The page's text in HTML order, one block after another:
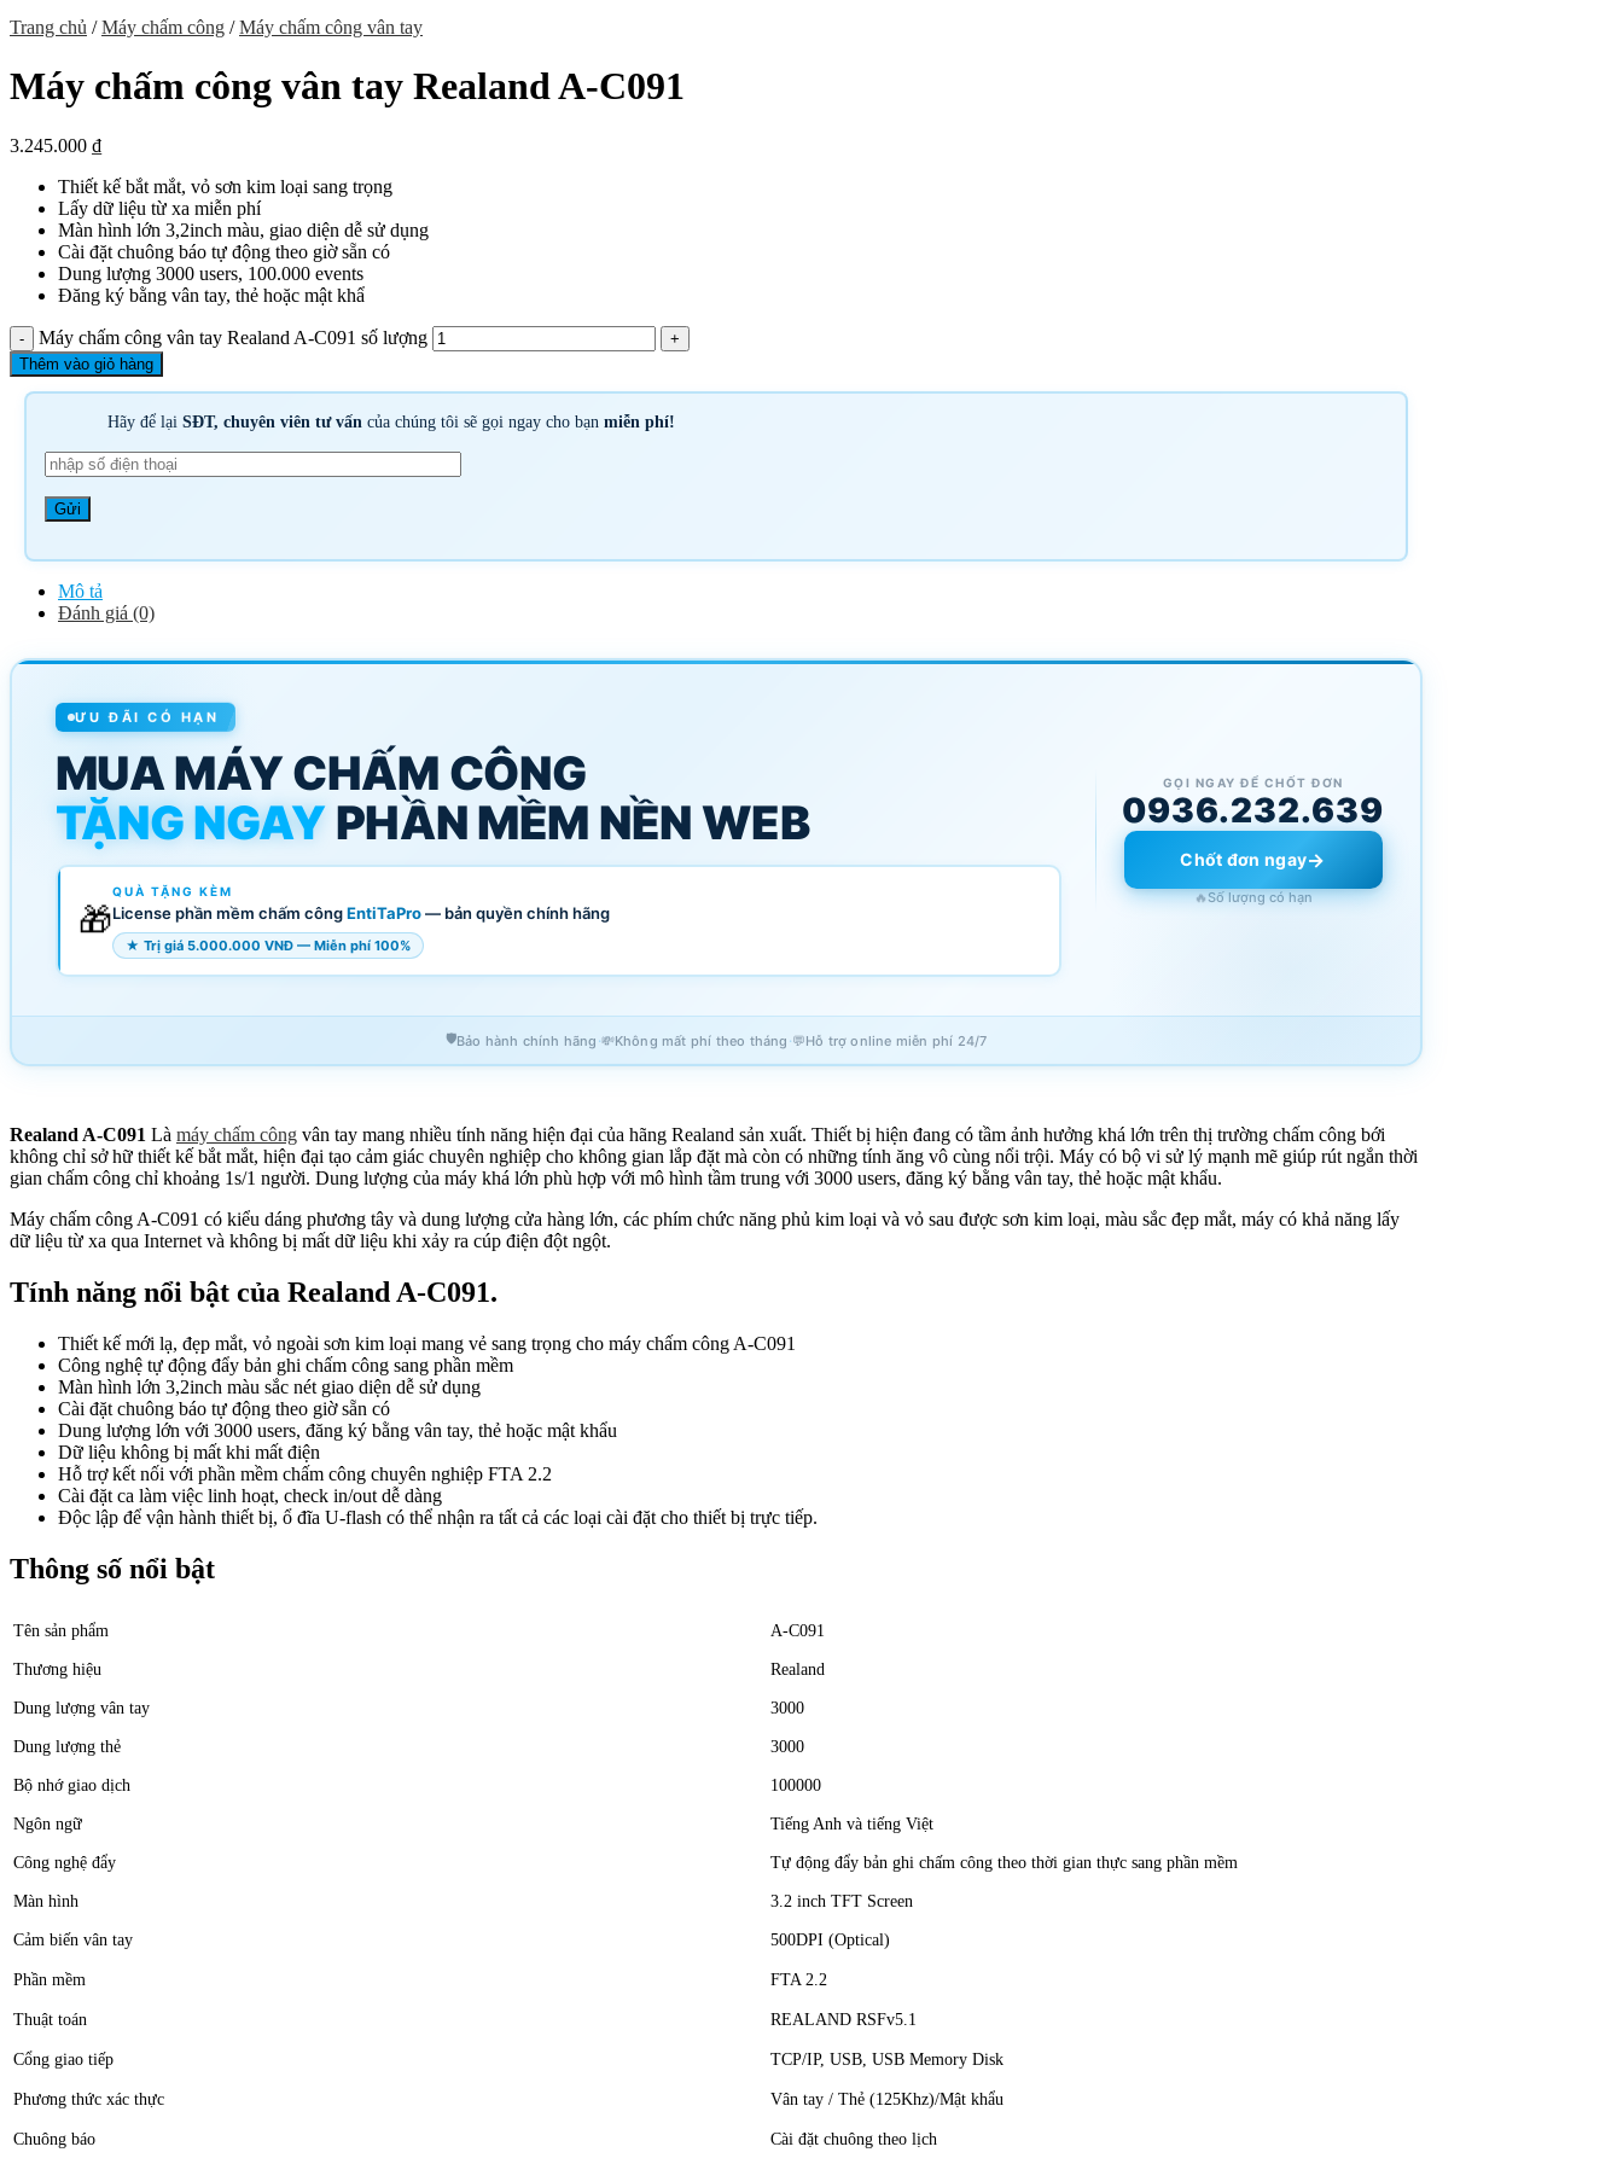
Trang chủ / Máy chấm công / Máy chấm công vân tay
Máy chấm công vân tay Realand A-C091
3.245.000 ₫
Thiết kế bắt mắt, vỏ sơn kim loại sang trọng
Lấy dữ liệu từ xa miễn phí
Màn hình lớn 3,2inch màu, giao diện dễ sử dụng
Cài đặt chuông báo tự động theo giờ sẵn có
Dung lượng 3000 users, 100.000 events
Đăng ký bằng vân tay, thẻ hoặc mật khẩ
Máy chấm công vân tay Realand A-C091 số lượng
Thêm vào giỏ hàng
Hãy để lạiSĐT, chuyên viên tư vấncủa chúng tôi sẽ gọi ngay cho bạn miễn phí!
Mô tả
Đánh giá (0)
ƯU ĐÃI CÓ HẠN
MUA MÁY CHẤM CÔNG
TẶNG NGAYPHẦN MỀM NỀN WEB
🎁
QUÀ TẶNG KÈM
License phần mềm chấm côngEntiTaPro— bản quyền chính hãng
★ Trị giá 5.000.000 VNĐ — Miễn phí 100%
GỌI NGAY ĐỂ CHỐT ĐƠN
0936.232.639
Chốt đơn ngay→
🔥Số lượng có hạn
🛡️Bảo hành chính hãng ·💸Không mất phí theo tháng ·💬Hỗ trợ online miễn phí 24/7
Realand A-C091 Là máy chấm công vân tay mang nhiều tính năng hiện đại của hãng Realand sản xuất. Thiết bị hiện đang có tầm ảnh hưởng khá lớn trên thị trường chấm công bới
không chỉ sở hữ thiết kế bắt mắt, hiện đại tạo cảm giác chuyên nghiệp cho không gian lắp đặt mà còn có những tính ăng vô cùng nổi trội. Máy có bộ vi sử lý mạnh mẽ giúp rút ngắn thời
gian chấm công chỉ khoảng 1s/1 người. Dung lượng của máy khá lớn phù hợp với mô hình tầm trung với 3000 users, đăng ký bằng vân tay, thẻ hoặc mật khẩu.
Máy chấm công A-C091 có kiểu dáng phương tây và dung lượng cửa hàng lớn, các phím chức năng phủ kim loại và vỏ sau được sơn kim loại, màu sắc đẹp mắt, máy có khả năng lấy
dữ liệu từ xa qua Internet và không bị mất dữ liệu khi xảy ra cúp điện đột ngột.
Tính năng nổi bật của Realand A-C091.
Thiết kế mới lạ, đẹp mắt, vỏ ngoài sơn kim loại mang vẻ sang trọng cho máy chấm công A-C091
Công nghệ tự động đẩy bản ghi chấm công sang phần mềm
Màn hình lớn 3,2inch màu sắc nét giao diện dễ sử dụng
Cài đặt chuông báo tự động theo giờ sẵn có
Dung lượng lớn với 3000 users, đăng ký bằng vân tay, thẻ hoặc mật khẩu
Dữ liệu không bị mất khi mất điện
Hỗ trợ kết nối với phần mềm chấm công chuyên nghiệp FTA 2.2
Cài đặt ca làm việc linh hoạt, check in/out dễ dàng
Độc lập để vận hành thiết bị, ổ đĩa U-flash có thể nhận ra tất cả các loại cài đặt cho thiết bị trực tiếp.
Thông số nổi bật
Tên sản phẩm
A-C091
Thương hiệu
Realand
Dung lượng vân tay
3000
Dung lượng thẻ
3000
Bộ nhớ giao dịch
100000
Ngôn ngữ
Tiếng Anh và tiếng Việt
Công nghệ đẩy
Tự động đẩy bản ghi chấm công theo thời gian thực sang phần mềm
Màn hình
3.2 inch TFT Screen
Cảm biến vân tay
500DPI (Optical)
Phần mềm FTA 2.2
Thuật toán REALAND RSFv5.1
Cổng giao tiếp TCP/IP, USB, USB Memory Disk
Phương thức xác thực Vân tay / Thẻ (125Khz)/Mật khẩu
Chuông báo Cài đặt chuông theo lịch